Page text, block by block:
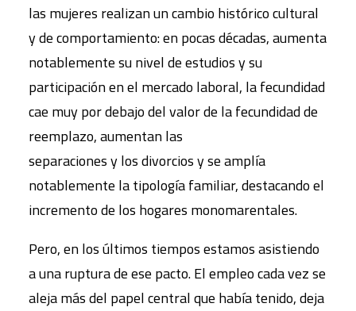
las mujeres realizan un cambio histórico cultural
y de comportamiento: en pocas décadas, aumenta
notablemente su nivel de estudios y su
participación en el mercado laboral, la fecundidad
cae muy por debajo del valor de la fecundidad de
reemplazo, aumentan las
separaciones y los divorcios y se amplía
notablemente la tipología familiar, destacando el
incremento de los hogares monomarentales.
Pero, en los últimos tiempos estamos asistiendo
a una ruptura de ese pacto. El empleo cada vez se
aleja más del papel central que había tenido, deja